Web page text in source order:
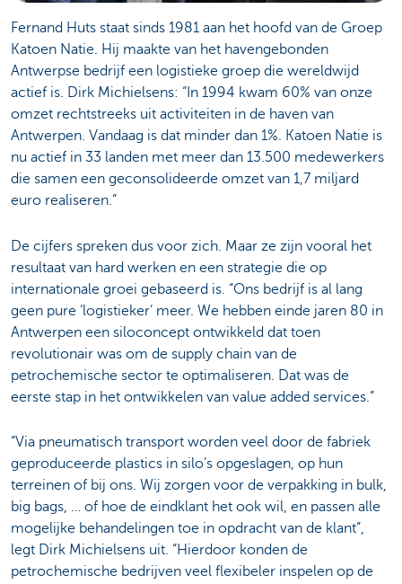
Fernand Huts staat sinds 1981 aan het hoofd van de Groep
Katoen Natie. Hij maakte van het havengebonden
Antwerpse bedrijf een logistieke groep die wereldwijd
actief is. Dirk Michielsens: “In 1994 kwam 60% van onze
omzet rechtstreeks uit activiteiten in de haven van
Antwerpen. Vandaag is dat minder dan 1%. Katoen Natie is
nu actief in 33 landen met meer dan 13.500 medewerkers
die samen een geconsolideerde omzet van 1,7 miljard
euro realiseren.”
De cijfers spreken dus voor zich. Maar ze zijn vooral het
resultaat van hard werken en een strategie die op
internationale groei gebaseerd is. “Ons bedrijf is al lang
geen pure ‘logistieker’ meer. We hebben einde jaren 80 in
Antwerpen een siloconcept ontwikkeld dat toen
revolutionair was om de supply chain van de
petrochemische sector te optimaliseren. Dat was de
eerste stap in het ontwikkelen van value added services.”
“Via pneumatisch transport worden veel door de fabriek
geproduceerde plastics in silo’s opgeslagen, op hun
terreinen of bij ons. Wij zorgen voor de verpakking in bulk,
big bags, … of hoe de eindklant het ook wil, en passen alle
mogelijke behandelingen toe in opdracht van de klant”,
legt Dirk Michielsens uit. “Hierdoor konden de
petrochemische bedrijven veel flexibeler inspelen op de